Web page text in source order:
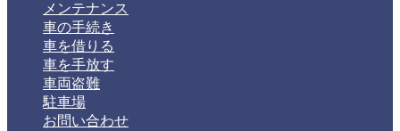
メンテナンス
車の手続き
車を借りる
車を手放す
車両盗難
駐車場
お問い合わせ